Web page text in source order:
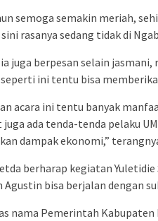
semoga semakin meriah,
rasanya sedang tidak di
juga berpesan selain
ini tentu bisa
acara ini tentu banyak
juga ada tenda-tenda pelaku
dampak ekonomi,”
berharap kegiatan
Agustin bisa berjalan dengan
nama Pemerintah